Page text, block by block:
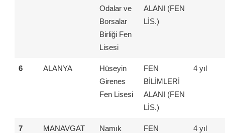
Odalar ve
Borsalar
Birliği Fen
Lisesi
ALANI (FEN
LİS.)
6 ALANYA
Hüseyin
Girenes
Fen Lisesi
FEN
BİLİMLERİ
ALANI (FEN
LİS.)
4 yıl
7 MANAVGAT
Namık
FEN
4 yıl